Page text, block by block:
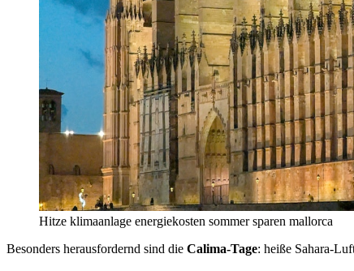
Hitze klimaanlage energiekosten sommer sparen mallorca
Besonders herausfordernd sind die Calima-Tage: heiße Sahara-